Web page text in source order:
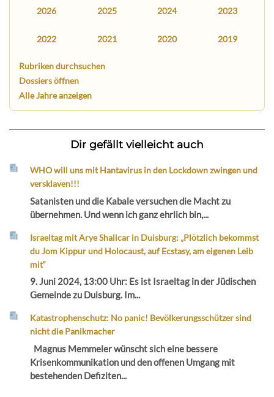
2026 2025 2024 2023
2022 2021 2020 2019
Rubriken durchsuchen
Dossiers öffnen
Alle Jahre anzeigen
Dir gefällt vielleicht auch
WHO will uns mit Hantavirus in den Lockdown zwingen und
versklaven!!!
Satanisten und die Kabale versuchen die Macht zu
übernehmen. Und wenn ich ganz ehrlich bin,...
Israeltag mit Arye Shalicar in Duisburg: „Plötzlich bekommst
du Jom Kippur und Holocaust, auf Ecstasy, am eigenen Leib
mit“
9. Juni 2024, 13:00 Uhr: Es ist Israeltag in der Jüdischen
Gemeinde zu Duisburg. Im...
Katastrophenschutz: No panic! Bevölkerungsschützer sind
nicht die Panikmacher
Magnus Memmeler wünscht sich eine bessere
Krisenkommunikation und den offenen Umgang mit
bestehenden Defiziten...